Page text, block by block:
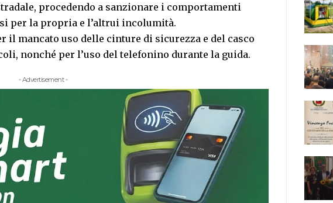
procedendo a sanzionare i comportamenti
per la propria e l’altrui incolumità.
mancato uso delle cinture di sicurezza e del casco
nonché per l’uso del telefonino durante la guida.
- Advertisement -